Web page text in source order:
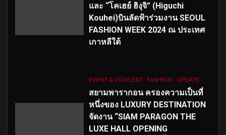
และ “โคเฮย์ ฮิงุจิ” (Higuchi
Kouhei)บินลัดฟ้าร่วมงาน SEOUL
FASHION WEEK 2024 ณ ประเทศ
เกาหลีใต้
EVENT & CONCERT FASHION UPDATE
สยามพารากอน ครองความเป็นที่
หนึ่งของ LUXURY DESTINATION
จัดงาน “SIAM PARAGON THE
LUXE HALL OPENING